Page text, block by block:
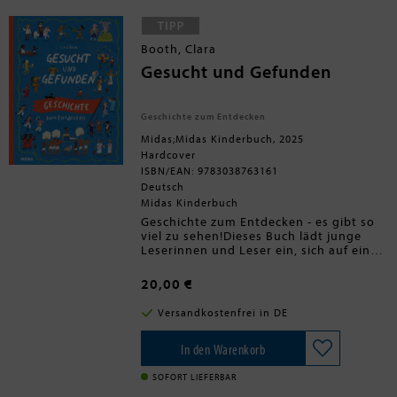
Lookismus, Rassismus, Sexismus.
Das Buch öffnet die Augen und hilft
dabei, genauer hinzuschauen, damit
wir unsere Gesellschaft verstehen
und verbessern können.
Booth, Clara
Gesucht und Gefunden
Geschichte zum Entdecken
Midas;Midas Kinderbuch, 2025
Hardcover
ISBN/EAN: 9783038763161
Deutsch
Midas Kinderbuch
Geschichte zum Entdecken - es gibt so
viel zu sehen!Dieses Buch lädt junge
Leserinnen und Leser ein, sich auf eine
auf der Suche nach Menschen und
Gegenständen, die Geschichten aus
neun verschiedenen Epochen zu
erzählen haben. In dieser spannenden
und witzigen interaktiven Einführung in
die Geschichte von der Debüt-Autorin
und Illustratorin Clara Booth begleiten
wir zwei Kinder und ihren frechen Hund
20,00 €
Versandkostenfrei in DE
In den Warenkorb
SOFORT LIEFERBAR